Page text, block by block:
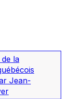
la
Jean-